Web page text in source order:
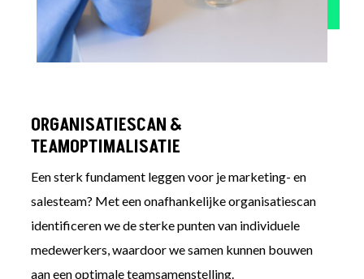
ORGANISATIESCAN &
TEAMOPTIMALISATIE
Een sterk fundament leggen voor je marketing- en
salesteam? Met een onafhankelijke organisatiescan
identificeren we de sterke punten van individuele
medewerkers, waardoor we samen kunnen bouwen
aan een optimale teamsamenstelling.